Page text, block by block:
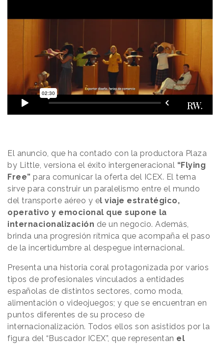
El anuncio, que ha contado con la productora Plaza
by Little, versiona el éxito intergeneracional “Flying
Free” para comunicar la oferta del ICEX. El tema
sirve para construir un paralelismo entre el mundo
del transporte aéreo y el viaje estratégico,
operativo y emocional que supone la
internacionalización de un negocio. Además,
brinda una progresión rítmica que acompaña el paso
de la incertidumbre al despegue internacional.
Presenta una historia coral protagonizada por varios
tipos de profesionales vinculados a entidades
españolas de distintos sectores, como moda,
alimentación o videojuegos; y que se encuentran en
puntos diferentes de su proceso de
internacionalización. Todos ellos son asistidos por la
figura del “Buscador ICEX”, que representan el